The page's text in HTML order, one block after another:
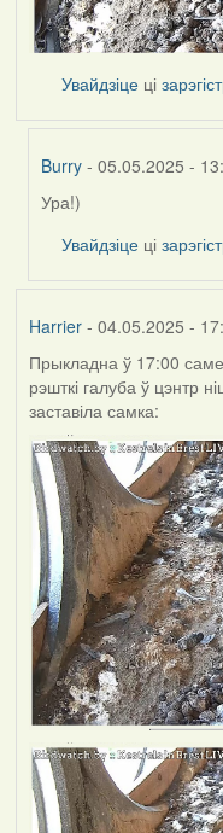
Увайдзіце ці
Burry - 05.05.2025 -
In
reply
by
Ура!)
Увайдзіце ці
Harrier- 04.05.2025 -
Прыкладна ў 17:00
рэшткі галуба ў цэнтр
заставіла самка: